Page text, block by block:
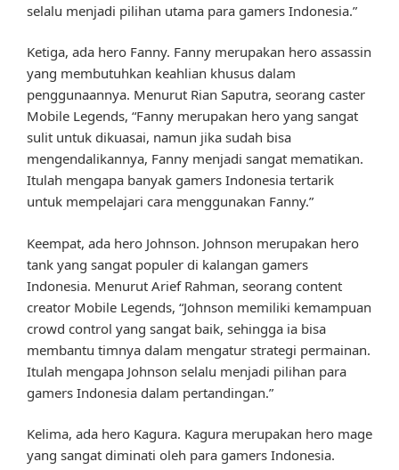
selalu menjadi pilihan utama para gamers Indonesia.”
Ketiga, ada hero Fanny. Fanny merupakan hero assassin
yang membutuhkan keahlian khusus dalam
penggunaannya. Menurut Rian Saputra, seorang caster
Mobile Legends, “Fanny merupakan hero yang sangat
sulit untuk dikuasai, namun jika sudah bisa
mengendalikannya, Fanny menjadi sangat mematikan.
Itulah mengapa banyak gamers Indonesia tertarik
untuk mempelajari cara menggunakan Fanny.”
Keempat, ada hero Johnson. Johnson merupakan hero
tank yang sangat populer di kalangan gamers
Indonesia. Menurut Arief Rahman, seorang content
creator Mobile Legends, “Johnson memiliki kemampuan
crowd control yang sangat baik, sehingga ia bisa
membantu timnya dalam mengatur strategi permainan.
Itulah mengapa Johnson selalu menjadi pilihan para
gamers Indonesia dalam pertandingan.”
Kelima, ada hero Kagura. Kagura merupakan hero mage
yang sangat diminati oleh para gamers Indonesia.